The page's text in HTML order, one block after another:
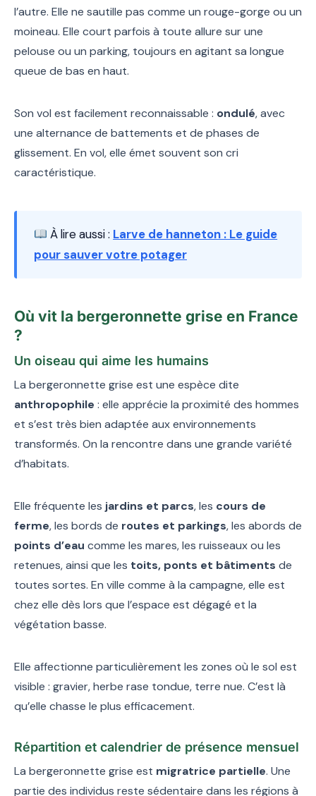
l’autre. Elle ne sautille pas comme un rouge-gorge ou un
moineau. Elle court parfois à toute allure sur une
pelouse ou un parking, toujours en agitant sa longue
queue de bas en haut.
Son vol est facilement reconnaissable : ondulé, avec
une alternance de battements et de phases de
glissement. En vol, elle émet souvent son cri
caractéristique.
À lire aussi : Larve de hanneton : Le guide
pour sauver votre potager
Où vit la bergeronnette grise en France
?
Un oiseau qui aime les humains
La bergeronnette grise est une espèce dite
anthropophile : elle apprécie la proximité des hommes
et s’est très bien adaptée aux environnements
transformés. On la rencontre dans une grande variété
d’habitats.
Elle fréquente les jardins et parcs, les cours de
ferme, les bords de routes et parkings, les abords de
points d’eau comme les mares, les ruisseaux ou les
retenues, ainsi que les toits, ponts et bâtiments de
toutes sortes. En ville comme à la campagne, elle est
chez elle dès lors que l’espace est dégagé et la
végétation basse.
Elle affectionne particulièrement les zones où le sol est
visible : gravier, herbe rase tondue, terre nue. C’est là
qu’elle chasse le plus efficacement.
Répartition et calendrier de présence mensuel
La bergeronnette grise est migratrice partielle. Une
partie des individus reste sédentaire dans les régions à